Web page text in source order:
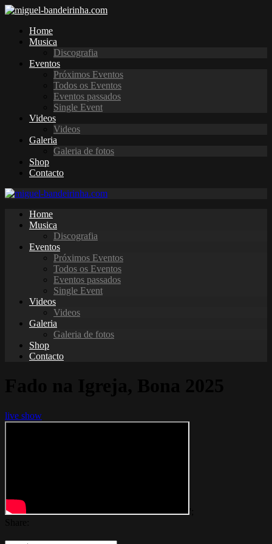
Home
Musica
Discografia
Eventos
Próximos Eventos
Todos os Eventos
Eventos passados
Single Event
Videos
Videos
Galeria
Galeria de fotos
Shop
Contacto
Home
Musica
Discografia
Eventos
Próximos Eventos
Todos os Eventos
Eventos passados
Single Event
Videos
Videos
Galeria
Galeria de fotos
Shop
Contacto
live show